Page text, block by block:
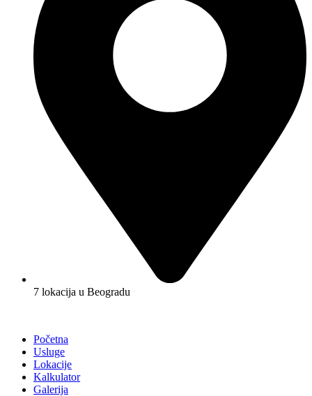
7 lokacija u Beogradu
Početna
Usluge
Lokacije
Kalkulator
Galerija